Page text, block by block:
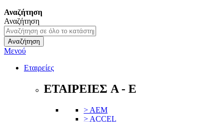
Αναζήτηση
Αναζήτηση
Αναζήτηση
Μενού
Εταιρείες
ΕΤΑΙΡΕΙΕΣ A - E
> AEM
> ACCEL